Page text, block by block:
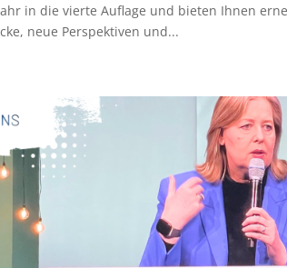
in die vierte Auflage und bieten Ihnen
neue Perspektiven und...